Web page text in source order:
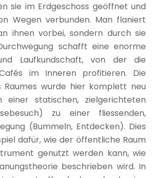
sie im Erdgeschoss geöffnet und
Wegen verbunden. Man flaniert
ihnen vorbei, sondern durch sie
schafft eine enorme
Laufkundschaft, von der die
im Inneren profitieren. Die
Raumes wurde hier komplett neu
einer statischen, zielgerichteten
zu einer fliessenden,
(Bummeln, Entdecken). Dies
dafür, wie der öffentliche Raum
genutzt werden kann, wie
beschrieben wird. In